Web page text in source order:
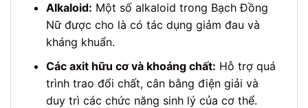
Alkaloid: Một số alkaloid trong Bạch Đồng
Nữ được cho là có tác dụng giảm đau và
kháng khuẩn.
Các axit hữu cơ và khoáng chất: Hỗ trợ quá
trình trao đổi chất, cân bằng điện giải và
duy trì các chức năng sinh lý của cơ thể.